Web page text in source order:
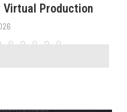
Virtual Production